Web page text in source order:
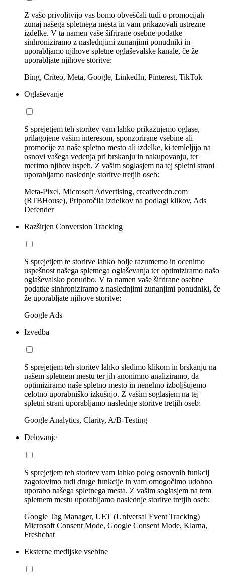
Z vašo privolitvijo vas bomo obveščali tudi o promocijah
zunaj našega spletnega mesta in vam prikazovali ustrezne
izdelke. V ta namen vaše šifrirane osebne podatke
sinhroniziramo z naslednjimi zunanjimi ponudniki in
uporabljamo njihove spletne oglaševalske kanale, če že
uporabljate njihove storitve:
Bing, Criteo, Meta, Google, LinkedIn, Pinterest, TikTok
Oglaševanje
S sprejetjem teh storitev vam lahko prikazujemo oglase,
prilagojene vašim interesom, sponzorirane vsebine ali
promocije za naše spletno mesto ali izdelke, ki temleljijo na
osnovi vašega vedenja pri brskanju in nakupovanju, ter
merimo njihov uspeh. Z vašim soglasjem na tej spletni strani
uporabljamo naslednje storitve tretjih oseb:
Meta-Pixel, Microsoft Advertising, creativecdn.com
(RTBHouse), Priporočila izdelkov na podlagi klikov, Ads
Defender
Razširjen Conversion Tracking
S sprejetjem te storitve lahko bolje razumemo in ocenimo
uspešnost našega spletnega oglaševanja ter optimiziramo našo
oglaševalsko ponudbo. V ta namen vaše šifrirane osebne
podatke sinhroniziramo z naslednjimi zunanjimi ponudniki, če
že uporabljate njihove storitve:
Google Ads
Izvedba
S sprejetjem teh storitev lahko sledimo klikom in brskanju na
našem spletnem mestu ter jih anonimno analiziramo, da
optimiziramo naše spletno mesto in nenehno izboljšujemo
celotno uporabniško izkušnjo. Z vašim soglasjem na tej
spletni strani uporabljamo naslednje storitve tretjih oseb:
Google Analytics, Clarity, A/B-Testing
Delovanje
S sprejetjem teh storitev vam lahko poleg osnovnih funkcij
zagotovimo tudi druge funkcije in vam omogočimo udobno
uporabo našega spletnega mesta. Z vašim soglasjem na tem
spletnem mestu uporabljamo naslednje storitve tretjih oseb:
Google Tag Manager, UET (Universal Event Tracking)
Microsoft Consent Mode, Google Consent Mode, Klarna,
Freshchat
Eksterne medijske vsebine